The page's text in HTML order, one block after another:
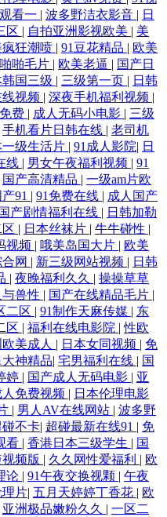
看一 | 波多野洁衣影音 | 日
区 | 自拍亚洲影视欧美 | 美
疯狂潮喷 | 91豆花精品 | 欧美
啪毛片 | 欧美老逼 | 国产日
国三级 | 三级第一页 | 日韩
视频 | 深夜手机福利视频 |
费 | 成人无码小电影 | 三级
手机看片日韩在线 | 老司机
一级生活片 | 91成人影院| 日
线 | 男女午夜福利视频 | 91
国产高清精品 | 一级am片欧
91 | 91免费在线 | 成人国产
国产剧情福利在线 | 日韩加勒
| 日本丝袜片 | 牛牛碰性 |
视频 | 哦美岛国大片 | 欧美
网 | 新三级网站视频 | 日韩
| 夜晚福利久久 | 操操草草
兽性 | 国产在线精品毛片 |
二区 | 91制作天麻传媒 | 东
区 | 福利在线电影院 |性欧
美成人 | 日本女同视频 | 免
大神精品| 宅男福利在线 | 国
婷 | 国产成人无码电影 | 亚
人免费视频 | 日本伦理电影
| 男人AV在线网站 | 波多野
碰不卡| 超碰最新在线91 | 免
看 | 香港日本三级学生 | 国
视频版 | 久久网性爱福利 | 欧
论 | 91午夜交换视颗 | 午夜
片| 五月天婷婷丁香花 | 欧
亚洲极品嫩粉久久 | 一区二